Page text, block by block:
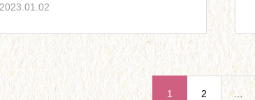
ち、そのパートナーと、それぞれの子ど
2023.01.02
1 2 …